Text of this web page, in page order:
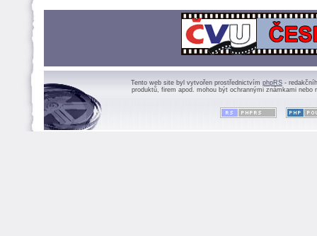
Tento web site byl vytvořen prostřednictvím phpRS -
produktů, firem apod. mohou být ochrannými známkami